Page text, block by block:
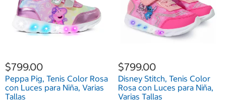
$799.00
Peppa Pig, Tenis Color Rosa
con Luces para Niña, Varias
Tallas
$799.00
Disney Stitch, Tenis Color
Rosa con Luces para Niña,
Varias Tallas